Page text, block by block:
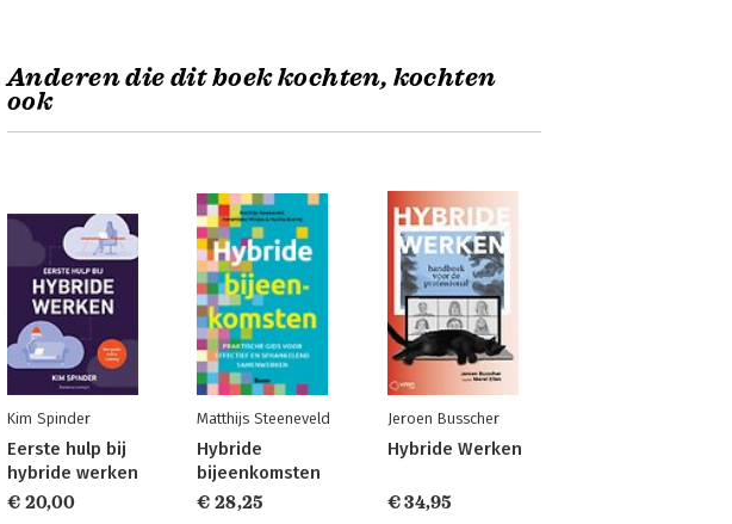
Anderen die dit boek kochten, kochten
ook
Kim Spinder
Eerste hulp bij
hybride werken
€ 20,00
Matthijs Steeneveld
Hybride
bijeenkomsten
€ 28,25
Jeroen Busscher
Hybride Werken
€ 34,95